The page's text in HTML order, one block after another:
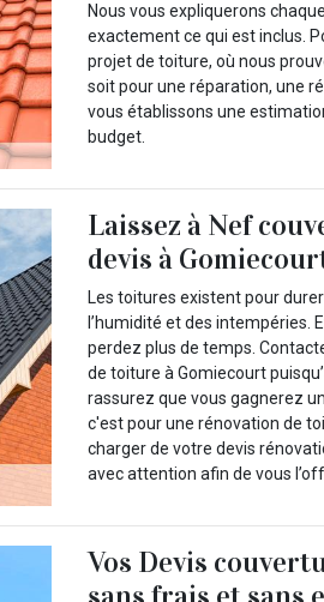
Nous vous expliquerons
exactement ce qui est inclus.
projet de toiture, où nous
soit pour une réparation, une
vous établissons une
budget.
Laissez à Nef
devis à
Les toitures existent pour
l’humidité et des intempéries.
perdez plus de temps.
de toiture à Gomiecourt
rassurez que vous gagnerez
c'est pour une rénovation de
charger de votre devis
avec attention afin de vous
Vos Devis